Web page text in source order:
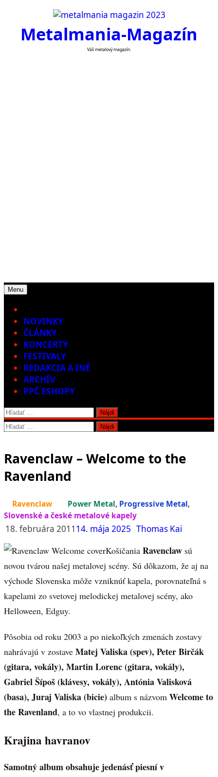
contentMetalmania-Magazín
Váš metalový magazín.
Menu
NOVINKY
ČLÁNKY
KONCERTY
FESTIVALY
REDAKCIA A INÉ
ARCHÍV
PPČ ESHOPY
Hľadať:
Hľadať:
Ravenclaw – Welcome to the
Ravenland
Ravenclaw Power Metal, Progressive Metal,
Slovenské a české metalové kapely
18. februára 201114. mája 2025 Thomas Kai
Košičania Ravenclaw sú
novou tvárou našej metalovej scény. Sú dôkazom, že aj na
východe Slovenska môže vzniknúť kapela, porovnateľná s
kapelami zo svetovej melodickej metalovej scény, ako
Helloween, Edguy.
Pôsobia od roku 2003 a po niekoľkých zmenách zostavy
nahrávajú v zostave Matej Valiska (spev), Peter Birčák
(gitara, vokály), Martin Lorenc (gitara, vokály),
Gabriel Šípoš (klávesy, vokály), Antónia Valisková
(basa), Juraj Valiska (bicie) album s názvom Welcome to
the Ravenland, a to vo vlastnej produkcii.
Krajina havranov
Samotný album obsahuje jedenásť piesní v